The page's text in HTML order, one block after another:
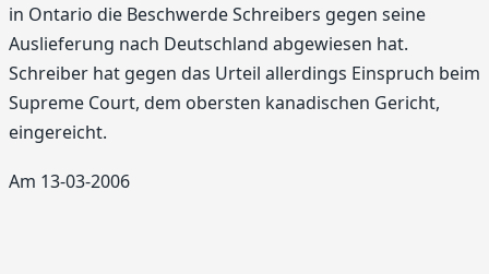
in Ontario die Beschwerde Schreibers gegen seine
Auslieferung nach Deutschland abgewiesen hat.
Schreiber hat gegen das Urteil allerdings Einspruch beim
Supreme Court, dem obersten kanadischen Gericht,
eingereicht.
Am 13-03-2006